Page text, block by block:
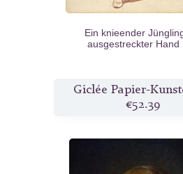
Ein knieender
ausgestreckter Hand
Giclée Papier-
€52.39